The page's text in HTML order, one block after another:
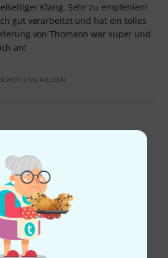
Klang. Sehr zu empfehlen!
gut verarbeitet und hat ein tolles
von Thomann war super und
an!
BEWERTUNG MELDEN
Schlinge!
samurai 20.01.2025
Side-Snare bestellt und war beim
Wir sprechen hier von einer 14 x